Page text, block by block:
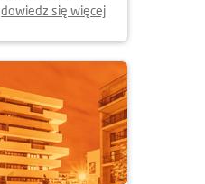
dowiedz się więcej